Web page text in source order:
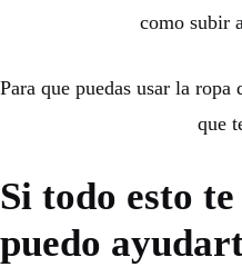
como subir
Para que puedas usar la
que
Si todo esto
puedo